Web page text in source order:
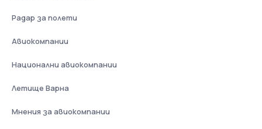
Радар за полети
Авиокомпании
Национални авиокомпании
Летище Варна
Мнения за авиокомпании